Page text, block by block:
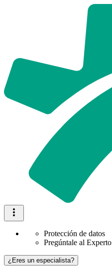
Protección de datos
Pregúntale al Experto
¿Eres un especialista?